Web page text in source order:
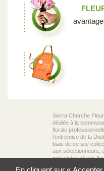
Sierra Cherche
dédiée à la
florale
l’entremise de la
biais de ce site
aux sélectionneurs,
grossistes et aux